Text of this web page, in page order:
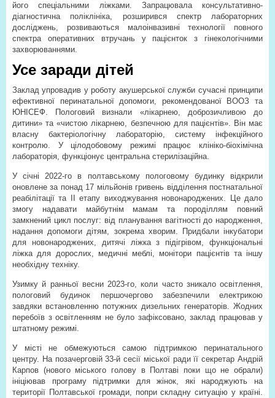
його спеціальними ліжками. Запрацювала консультативно-
діагностична поліклініка, розширився спектр лабораторних
досліджень, розвиваються малоінвазивні технології повного
спектра оперативних втручань у пацієнток з гінекологічними
захворюваннями.
Усе заради дітей
Заклад упровадив у роботу акушерської служби сучасні принципи
ефективної перинатальної допомоги, рекомендованої ВООЗ та
ЮНІСЕФ. Пологовий визнали «лікарнею, доброзичливою до
дитини» та «чистою лікарнею, безпечною для пацієнтів». Він має
власну бактеріологічну лабораторію, систему інфекційного
контролю. У цілодобовому режимі працює клініко-біохімічна
лабораторія, функціонує центральна стерилізаційна.
У січні 2022-го в полтавському пологовому будинку відкрили
оновлене за понад 17 мільйонів гривень відділення постнатальної
реабілітації та II етапу виходжування новонароджених. Це дало
змогу надавати майбутнім мамам та породіллям повний
замкнений цикл послуг: від планування вагітності до народження,
надання допомоги дітям, зокрема хворим. Придбали інкубатори
для новонароджених, дитячі ліжка з підігрівом, функціональні
ліжка для дорослих, медичні меблі, монітори пацієнтів та іншу
необхідну техніку.
Узимку й ранньої весни 2023-го, коли часто зникало освітлення,
пологовий будинок першочергово забезпечили електрикою
завдяки встановленню потужних дизельних генераторів. Жодних
перебоїв з освітленням не було зафіксовано, заклад працював у
штатному режимі.
У місті не обмежуються самою підтримкою перинатального
центру. На позачерговій 33-й сесії міської ради її секретар Андрій
Карпов (нового міського голову в Полтаві поки що не обрали)
ініціював програму підтримки для жінок, які народжують на
території Полтавської громади, попри складну ситуацію у країні.